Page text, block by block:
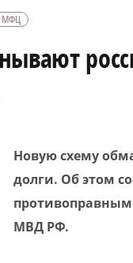
МФЦ
Новую схему
долги. Об этом
МВД РФ.